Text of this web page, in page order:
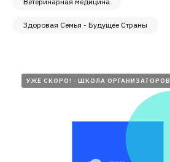
Здоровая Семья - Будущее Страны
УЖЕ СКОРО! ШКОЛА ОРГАНИЗАТОРОВ